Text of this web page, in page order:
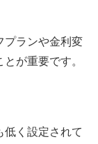
プランや金利変
が重要です。
低く設定されて